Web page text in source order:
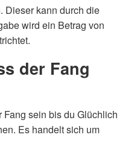
Dieser kann durch die
wird ein Betrag von
der Fang
sein bis du Glüchlich
Es handelt sich um